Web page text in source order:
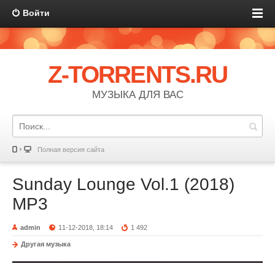
Войти
Z-TORRENTS.RU
МУЗЫКА ДЛЯ ВАС
Полная версия сайта
Sunday Lounge Vol.1 (2018)
MP3
admin 11-12-2018, 18:14 1 492
Другая музыка